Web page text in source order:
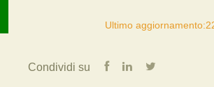
Ultimo
Condividi su